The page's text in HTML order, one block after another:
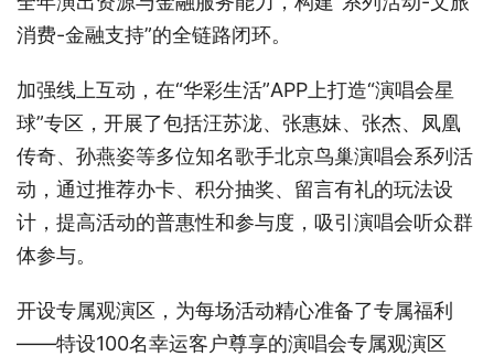
消费-金融支持”的全链路闭环。
加强线上互动，在“华彩生活”APP上打造“演唱会星
球”专区，开展了包括汪苏泷、张惠妹、张杰、凤凰
传奇、孙燕姿等多位知名歌手北京鸟巢演唱会系列活
动，通过推荐办卡、积分抽奖、留言有礼的玩法设
计，提高活动的普惠性和参与度，吸引演唱会听众群
体参与。
开设专属观演区，为每场活动精心准备了专属福利
——特设100名幸运客户尊享的演唱会专属观演区